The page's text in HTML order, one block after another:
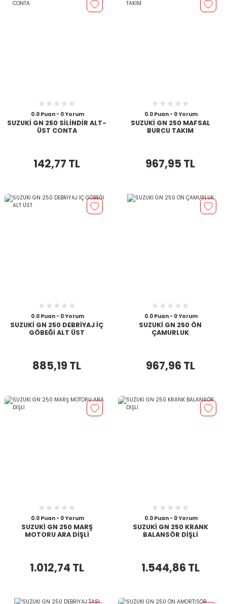
0.0 Puan - 0 Yorum
SUZUKİ GN 250 SİLİNDİR ALT-
ÜST CONTA
142,77 TL
0.0 Puan - 0 Yorum
SUZUKİ GN 250 MAFSAL
BURCU TAKIM
967,95 TL
0.0 Puan - 0 Yorum
SUZUKİ GN 250 DEBRİYAJ İÇ
GÖBEĞİ ALT ÜST
885,19 TL
0.0 Puan - 0 Yorum
SUZUKİ GN 250 ÖN
ÇAMURLUK
967,96 TL
0.0 Puan - 0 Yorum
SUZUKİ GN 250 MARŞ
MOTORU ARA DİŞLİ
1.012,74 TL
0.0 Puan - 0 Yorum
SUZUKİ GN 250 KRANK
BALANSÖR DİŞLİ
1.544,86 TL